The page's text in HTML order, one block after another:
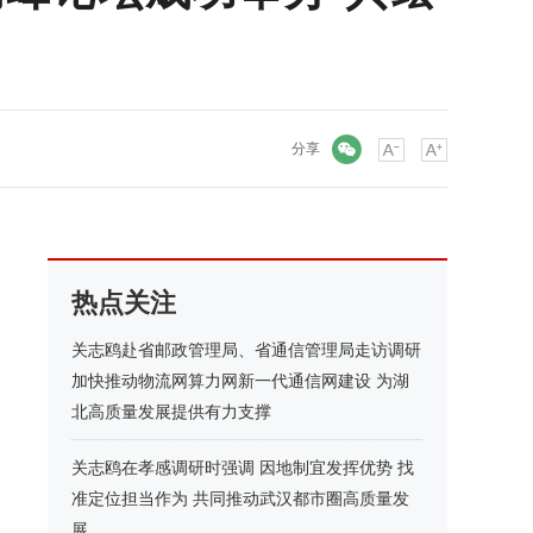
分享
热点关注
关志鸥赴省邮政管理局、省通信管理局走访调研
加快推动物流网算力网新一代通信网建设 为湖
北高质量发展提供有力支撑
关志鸥在孝感调研时强调 因地制宜发挥优势 找
准定位担当作为 共同推动武汉都市圈高质量发